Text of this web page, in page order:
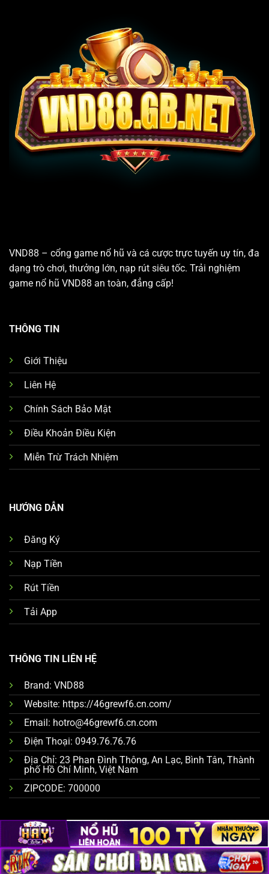
VND88 – cổng game nổ hũ và cá cược trực tuyến uy tín, đa
dạng trò chơi, thưởng lớn, nạp rút siêu tốc. Trải nghiệm
game nổ hũ VND88 an toàn, đẳng cấp!
THÔNG TIN
Giới Thiệu
Liên Hệ
Chính Sách Bảo Mật
Điều Khoản Điều Kiện
Miễn Trừ Trách Nhiệm
HƯỚNG DẪN
Đăng Ký
Nạp Tiền
Rút Tiền
Tải App
THÔNG TIN LIÊN HỆ
Brand: VND88
Website: https://46grewf6.cn.com/
Email: hotro@46grewf6.cn.com
Điện Thoại: 0949.76.76.76
Địa Chỉ: 23 Phan Đình Thông, An Lạc, Bình Tân, Thành
phố Hồ Chí Minh, Việt Nam
ZIPCODE: 700000
Copyright 2026 ©46grewf6.cn.com